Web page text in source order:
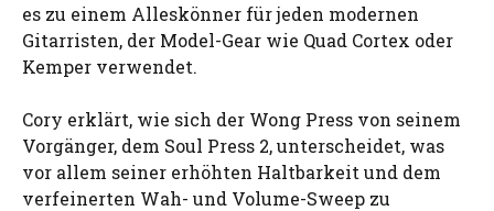
es zu einem Alleskönner für jeden modernen
Gitarristen, der Model-Gear wie Quad Cortex oder
Kemper verwendet.
Cory erklärt, wie sich der Wong Press von seinem
Vorgänger, dem Soul Press 2, unterscheidet, was
vor allem seiner erhöhten Haltbarkeit und dem
verfeinerten Wah- und Volume-Sweep zu